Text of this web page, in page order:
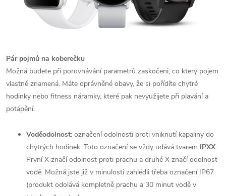
Pár pojmů na koberečku
Možná budete při porovnávání parametrů zaskočeni, co který pojem
vlastně znamená. Máte oprávněné obavy, že si pořídíte chytré
hodinky nebo fitness náramky, které pak nevyužijete při plavání a
potápění.
Voděodolnost: označení odolnosti proti vniknutí kapaliny do
chytrých hodinek. Toto označení se vždy udává tvarem IPXX.
První X značí odolnost proti prachu a druhé X značí odolnost
vodě. Možná jste již v minulosti zahlédli třeba označení IP67
(produkt odolává kompletně prachu a 30 minut vodě v